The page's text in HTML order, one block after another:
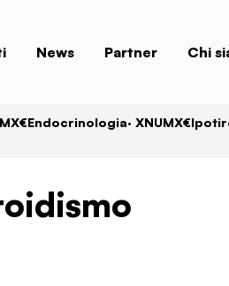
News Partner Chi
Endocrinologia· XNUMX€